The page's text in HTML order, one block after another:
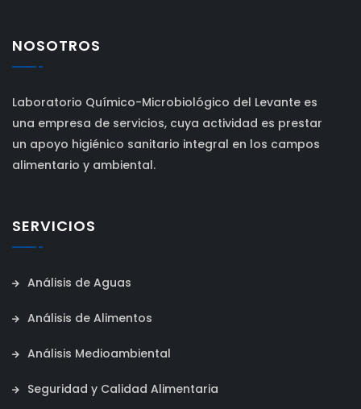
NOSOTROS
Laboratorio Químico-Microbiológico del Levante es
una empresa de servicios, cuya actividad es prestar
un apoyo higiénico sanitario integral en los campos
alimentario y ambiental.
SERVICIOS
Análisis de Aguas
Análisis de Alimentos
Análisis Medioambiental
Seguridad y Calidad Alimentaria